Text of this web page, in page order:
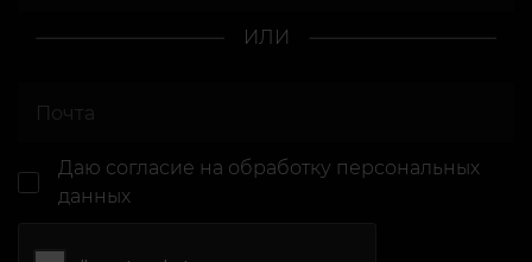
ИЛИ
Даю согласие на обработку персональных
данных